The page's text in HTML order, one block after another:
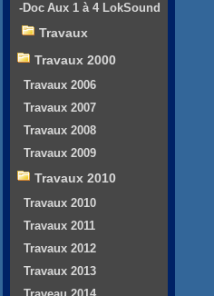
-Doc Aux 1 à 4 LokSound
Travaux
Travaux 2000
Travaux 2006
Travaux 2007
Travaux 2008
Travaux 2009
Travaux 2010
Travaux 2010
Travaux 2011
Travaux 2012
Travaux 2013